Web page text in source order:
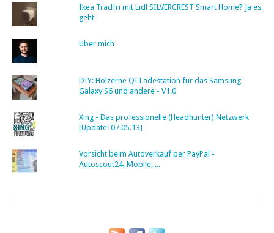
Ikea Tradfri mit Lidl SILVERCREST Smart Home? Ja es
geht
Über mich
DIY: Hölzerne QI Ladestation für das Samsung
Galaxy S6 und andere - V1.0
Xing - Das professionelle (Headhunter) Netzwerk
[Update: 07.05.13]
Vorsicht beim Autoverkauf per PayPal -
Autoscout24, Mobile, ...